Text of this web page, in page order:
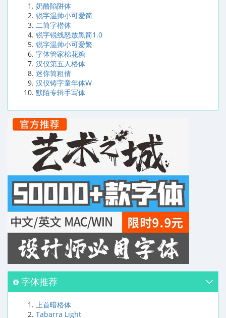
奶酪陷阱体
锐字温帅小可爱简
二简字楷体
锐字锐线怒放黑简1.0
锐字温帅小可爱繁
字体管家棉花糖
汉仪第五人格体
迷你简粗倩
汉仪铸字童年体W
默陌专辑手写体
字体推荐
上首暗格体
Tabarra Light